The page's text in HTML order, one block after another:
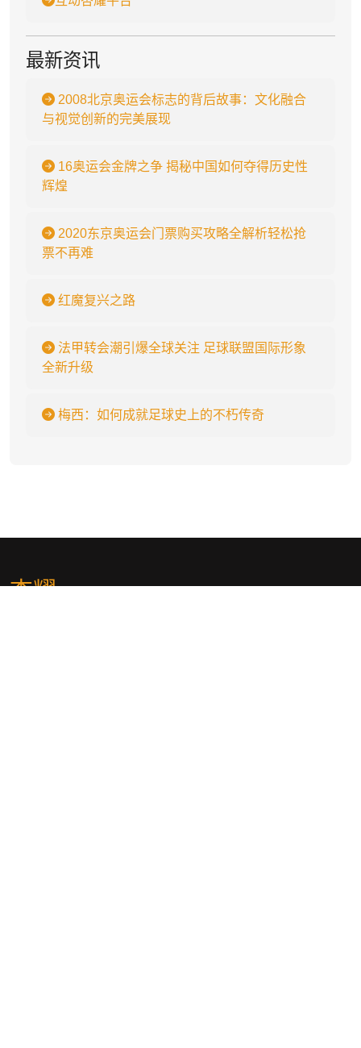
最新资讯
2008北京奥运会标志的背后故事：文化融合
与视觉创新的完美展现
16奥运会金牌之争 揭秘中国如何夺得历史性
辉煌
2020东京奥运会门票购买攻略全解析轻松抢
票不再难
红魔复兴之路
法甲转会潮引爆全球关注 足球联盟国际形象
全新升级
梅西：如何成就足球史上的不朽传奇
杏耀.